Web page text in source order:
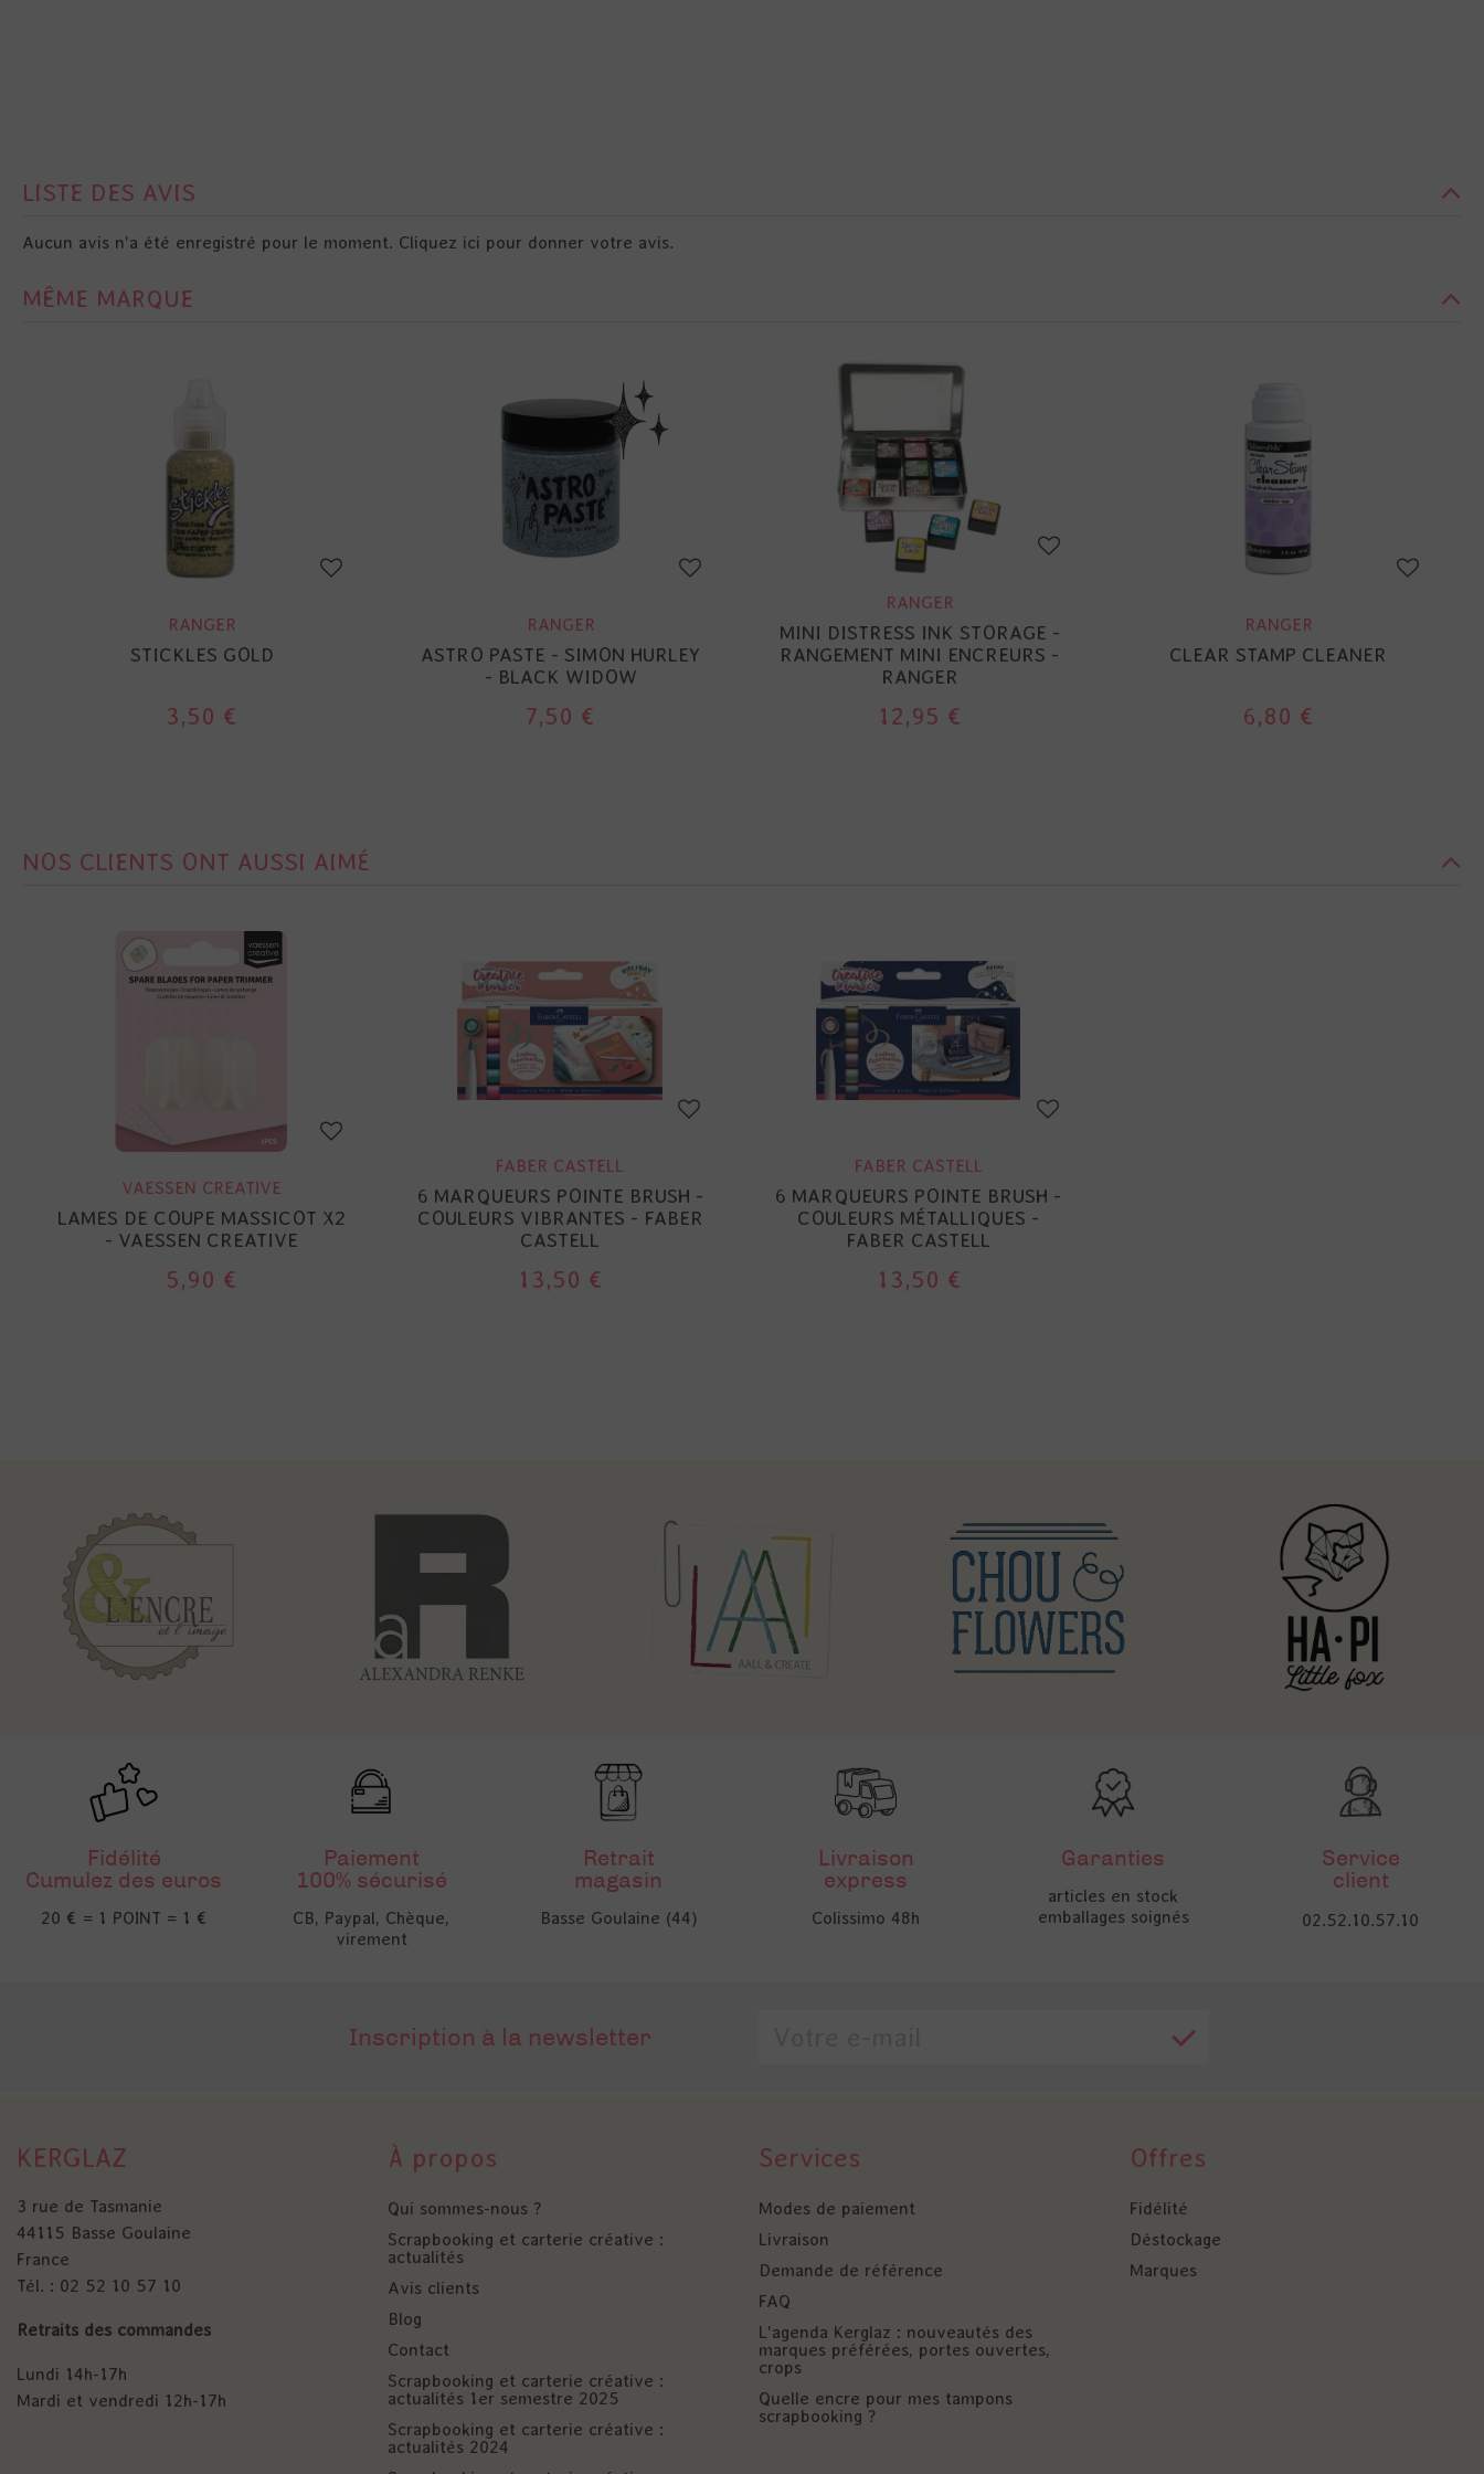
LISTE DES AVIS
Aucun avis n'a été enregistré pour le moment. Cliquez ici pour donner votre avis.
MÊME MARQUE
RANGER
STICKLES GOLD
3,50 €
RANGER
ASTRO PASTE - SIMON HURLEY
- BLACK WIDOW
7,50 €
RANGER
MINI DISTRESS INK STORAGE -
RANGEMENT MINI ENCREURS -
RANGER
12,95 €
RANGER
CLEAR STAMP CLEANER
6,80 €
NOS CLIENTS ONT AUSSI AIMÉ
VAESSEN CREATIVE
LAMES DE COUPE MASSICOT X2
- VAESSEN CREATIVE
5,90 €
FABER CASTELL
6 MARQUEURS POINTE BRUSH -
COULEURS VIBRANTES - FABER
CASTELL
13,50 €
FABER CASTELL
6 MARQUEURS POINTE BRUSH -
COULEURS MÉTALLIQUES -
FABER CASTELL
13,50 €
Fidélité
Cumulez des euros
20 € = 1 POINT = 1 €
Paiement
100% sécurisé
CB, Paypal, Chèque,
virement
Retrait
magasin
Basse Goulaine (44)
Livraison
express
Colissimo 48h
Garanties
articles en stock
emballages soignés
Service
client
02.52.10.57.10
Inscription à la newsletter
KERGLAZ
3 rue de Tasmanie
44115 Basse Goulaine
France
Tél. : 02 52 10 57 10
Retraits des commandes
Lundi 14h-17h
Mardi et vendredi 12h-17h
À propos
Qui sommes-nous ?
Scrapbooking et carterie créative :
actualités
Avis clients
Blog
Contact
Scrapbooking et carterie créative :
actualités 1er semestre 2025
Scrapbooking et carterie créative :
actualités 2024
Services
Modes de paiement
Livraison
Demande de référence
FAQ
L'agenda Kerglaz : nouveautés des
marques préférées, portes ouvertes,
crops
Quelle encre pour mes tampons
scrapbooking ?
Offres
Fidélité
Déstockage
Marques